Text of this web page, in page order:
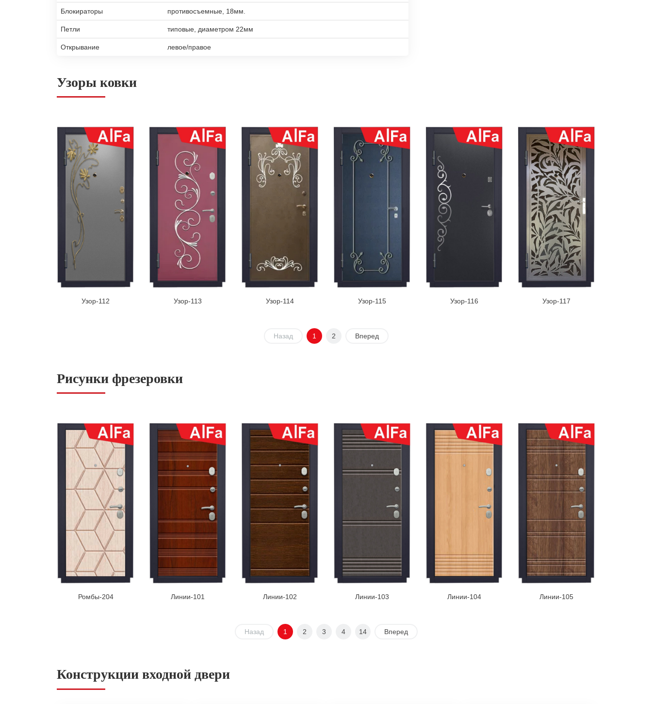
Блокираторы противосъемные, 18мм.
Петли типовые, диаметром 22мм
Открывание левое/правое
Узоры ковки
Узор-112 Узор-113 Узор-114 Узор-115 Узор-116 Узор-117
Назад 1 2 Вперед
Рисунки фрезеровки
Ромбы-204 Линии-101 Линии-102 Линии-103 Линии-104 Линии-105
Назад 1 2 3 4 14 Вперед
Конструкции входной двери